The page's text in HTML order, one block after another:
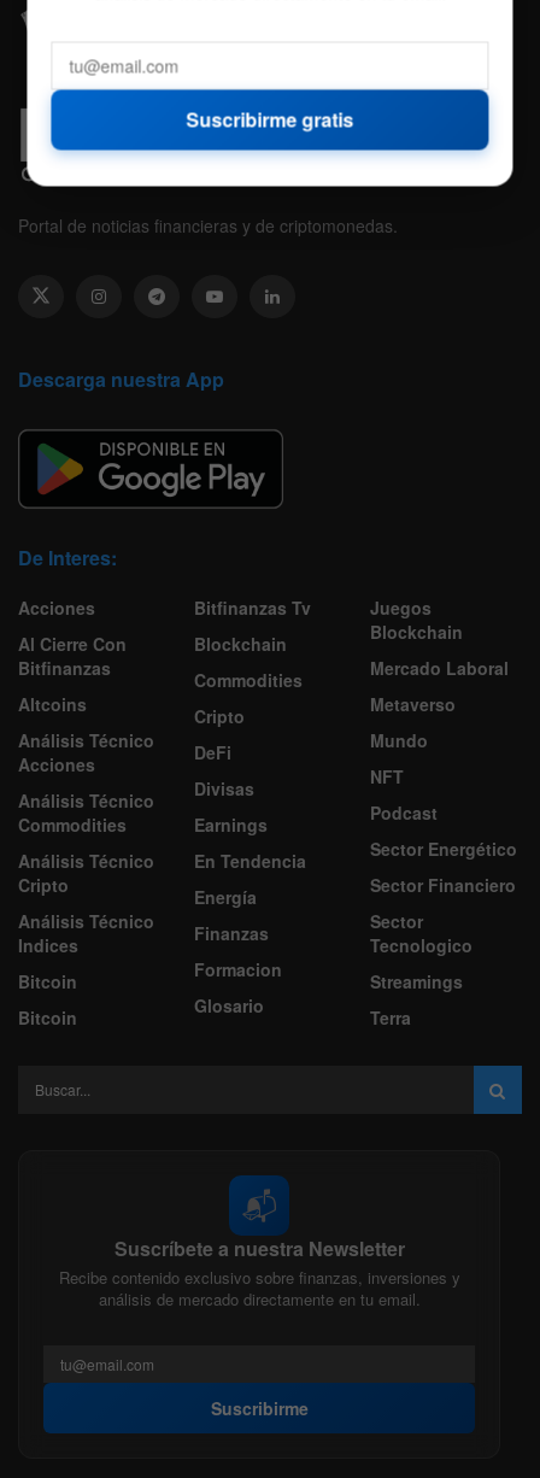
Portal de noticias financieras y de criptomonedas.
Descarga nuestra App
De Interes:
Acciones
Al Cierre Con
Bitfinanzas
Altcoins
Análisis Técnico
Acciones
Análisis Técnico
Commodities
Análisis Técnico
Cripto
Análisis Técnico
Indices
Bitcoin
Bitcoin
Bitfinanzas Tv
Blockchain
Commodities
Cripto
DeFi
Divisas
Earnings
En Tendencia
Energía
Finanzas
Formacion
Glosario
Juegos
Blockchain
Mercado Laboral
Metaverso
Mundo
NFT
Podcast
Sector Energético
Sector Financiero
Sector
Tecnologico
Streamings
Terra
📬
Suscríbete a nuestra Newsletter
Recibe contenido exclusivo sobre finanzas, inversiones y
análisis de mercado directamente en tu email.
Suscribirme
Suscribirme gratis